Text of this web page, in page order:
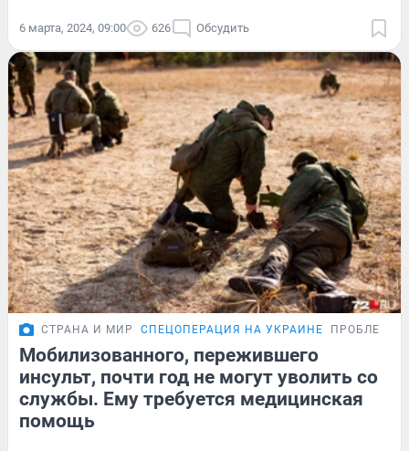
6 марта, 2024, 09:00 626 Обсудить
СТРАНА И МИР СПЕЦОПЕРАЦИЯ НА УКРАИНЕ ПРОБЛЕМА
Мобилизованного, пережившего
инсульт, почти год не могут уволить со
службы. Ему требуется медицинская
помощь